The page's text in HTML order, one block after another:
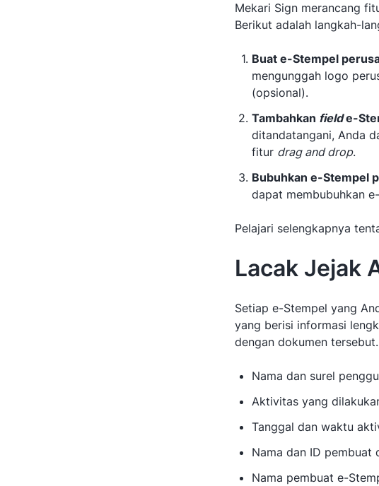
Mekari Sign merancang
Berikut adalah langkah-
Buat e-Stempel
mengunggah logo
(opsional).
Tambahkan fielde-
ditandatangani, Anda
fitur drag and drop.
Bubuhkan e-Stempel
dapat membubuhkan
Pelajari selengkapnya
Lacak Jejak
Setiap e-Stempel yang
yang berisi informasi
dengan dokumen
Nama dan surel
Aktivitas yang
Tanggal dan waktu
Nama dan ID pembuat
Nama pembuat e-